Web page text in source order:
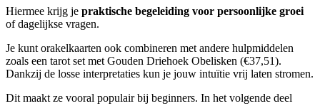
Hiermee krijg je praktische begeleiding voor persoonlijke groei
of dagelijkse vragen.
Je kunt orakelkaarten ook combineren met andere hulpmiddelen
zoals een tarot set met Gouden Driehoek Obelisken (€37,51).
Dankzij de losse interpretaties kun je jouw intuïtie vrij laten stromen.
Dit maakt ze vooral populair bij beginners. In het volgende deel